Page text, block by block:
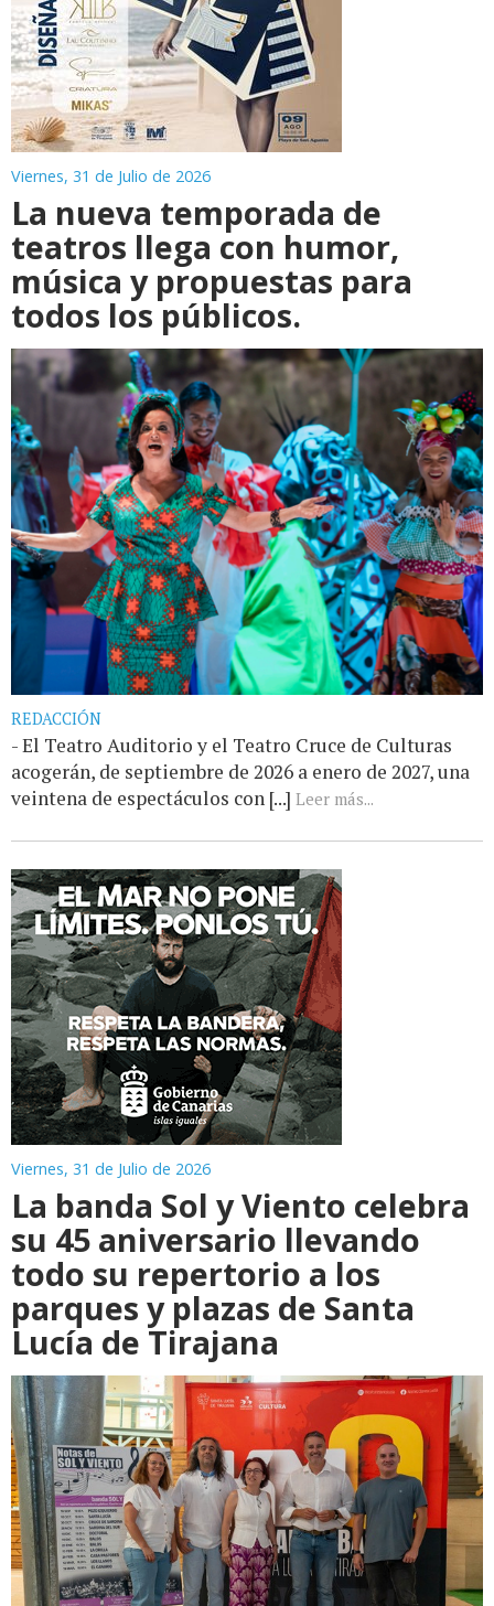
Viernes, 31 de Julio de 2026
La nueva temporada de
teatros llega con humor,
música y propuestas para
todos los públicos.
REDACCIÓN
- El Teatro Auditorio y el Teatro Cruce de Culturas
acogerán, de septiembre de 2026 a enero de 2027, una
veintena de espectáculos con [...] Leer más...
Viernes, 31 de Julio de 2026
La banda Sol y Viento celebra
su 45 aniversario llevando
todo su repertorio a los
parques y plazas de Santa
Lucía de Tirajana